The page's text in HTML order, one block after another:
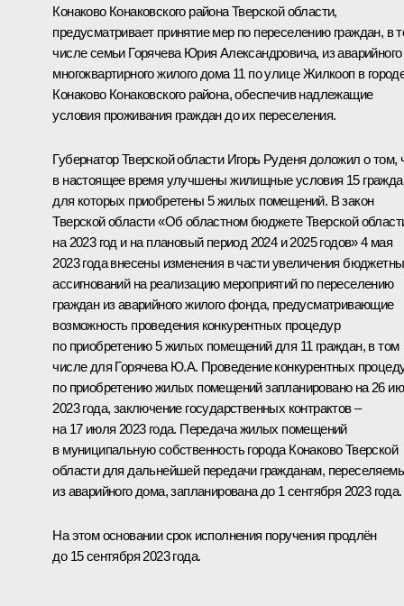
Конаково Конаковского района Тверской области,
предусматривает принятие мер по переселению граждан, в
числе семьи Горячева Юрия Александровича, из аварийного
многоквартирного жилого дома 11 по улице Жилкооп в
Конаково Конаковского района, обеспечив надлежащие
условия проживания граждан до их переселения.
Губернатор Тверской области Игорь Руденя доложил о том,
в настоящее время улучшены жилищные условия 15
для которых приобретены 5 жилых помещений. В закон
Тверской области «Об областном бюджете Тверской
на 2023 год и на плановый период 2024 и 2025 годов» 4 мая
2023 года внесены изменения в части увеличения
ассигнований на реализацию мероприятий по переселению
граждан из аварийного жилого фонда, предусматривающие
возможность проведения конкурентных процедур
по приобретению 5 жилых помещений для 11 граждан, в том
числе для Горячева Ю.А. Проведение конкурентных
по приобретению жилых помещений запланировано на 26
2023 года, заключение государственных контрактов –
на 17 июля 2023 года. Передача жилых помещений
в муниципальную собственность города Конаково Тверской
области для дальнейшей передачи гражданам,
из аварийного дома, запланирована до 1 сентября 2023 года.
На этом основании срок исполнения поручения продлён
до 15 сентября 2023 года.